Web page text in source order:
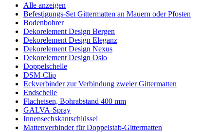
Alle anzeigen
Befestigungs-Set Gittermatten an Mauern oder Pfosten
Bodenbohrer
Dekorelement Design Bergen
Dekorelement Design Eleganz
Dekorelement Design Nexus
Dekorelement Design Oslo
Doppelschelle
DSM-Clip
Eckverbinder zur Verbindung zweier Gittermatten
Endschelle
Flacheisen, Bohrabstand 400 mm
GALVA-Spray
Innensechskantschlüssel
Mattenverbinder für Doppelstab-Gittermatten